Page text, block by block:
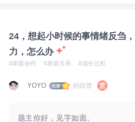
背后，已经觉察到和没有觉察到
孩子爸爸的言行 看起来你已经放
姻，所以当孩子爸爸跟你提到说会
紧，是否要孩子，要几个孩子，是
儿10岁了，一直以来他没怎么上过
值感。 第二个层面是平时的压抑
常表达自己的想法，首先需要内
人才能有空间去想自己在想什么。
么表达和理解自己的想法。 还需
24，想起小时候的事情绪反刍
力，怎么办
#家庭创伤 #家庭关系 #成长过程
YOYO 的回答
题主你好，见字如面。